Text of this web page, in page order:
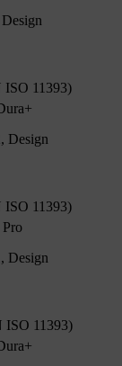
ISO 11393)
Design
ISO 11393)
Design
ISO 11393)